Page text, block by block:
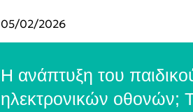
05/02/2026
Η ανάπτυξη του
ηλεκτρονικών οθονών;